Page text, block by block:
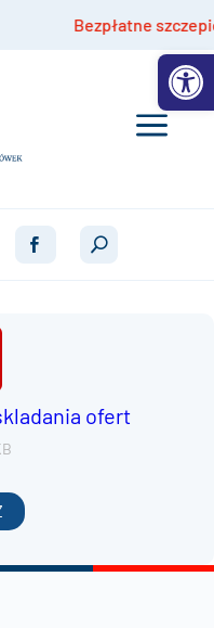
Bezpłatne
ofert